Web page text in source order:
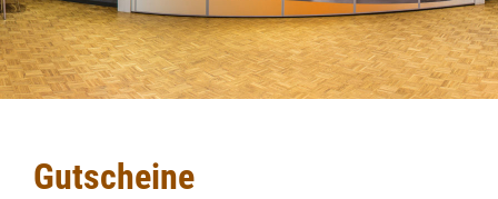
Gutscheine